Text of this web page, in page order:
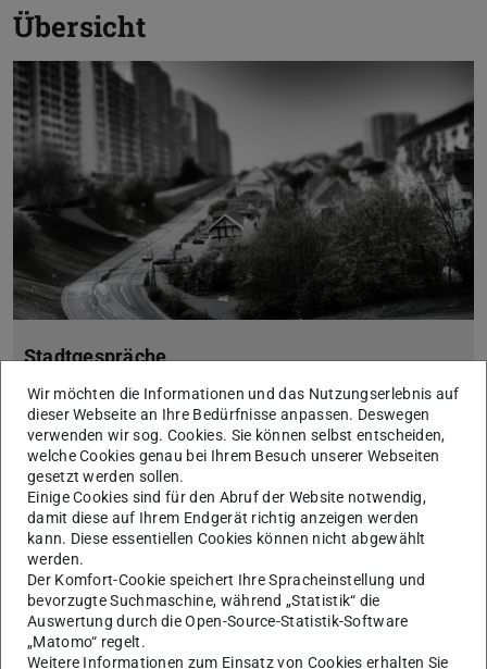
Übersicht
Stadtgespräche
Interdisziplinäre Stadtforschung in Kooperation mit NUR –
Network Urban Research stellen Forscher:innen der TU
Darmstadt sowie eingeladene Gäste aus verschiedenen Diszi…
Wir möchten die Informationen und das Nutzungserlebnis auf
dieser Webseite an Ihre Bedürfnisse anpassen. Deswegen
verwenden wir sog. Cookies. Sie können selbst entscheiden,
welche Cookies genau bei Ihrem Besuch unserer Webseiten
gesetzt werden sollen.
Einige Cookies sind für den Abruf der Website notwendig,
damit diese auf Ihrem Endgerät richtig anzeigen werden
kann. Diese essentiellen Cookies können nicht abgewählt
werden.
Der Komfort-Cookie speichert Ihre Spracheinstellung und
bevorzugte Suchmaschine, während „Statistik“ die
Auswertung durch die Open-Source-Statistik-Software
„Matomo“ regelt.
Weitere Informationen zum Einsatz von Cookies erhalten Sie